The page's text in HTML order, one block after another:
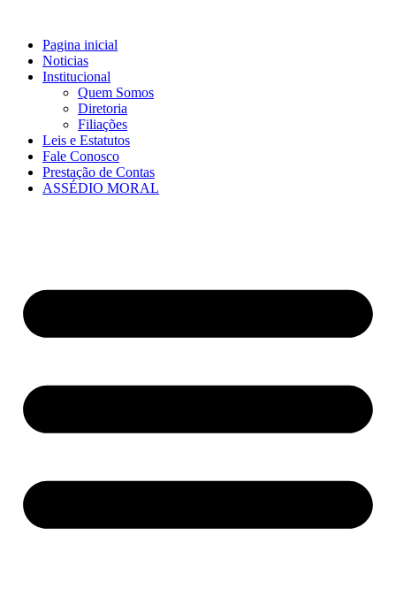
conteúdo
Pagina inicial
Noticias
Institucional
Quem Somos
Diretoria
Filiações
Leis e Estatutos
Fale Conosco
Prestação de Contas
ASSÉDIO MORAL